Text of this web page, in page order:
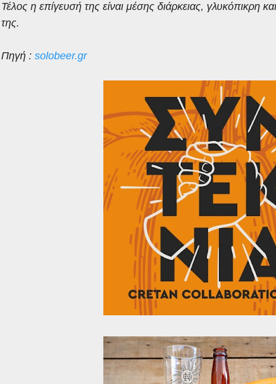
Τέλος η επίγευσή της είναι μέσης διάρκειας, γλυκόπικρη
της.
Πηγή : solobeer.gr